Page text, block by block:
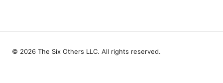
© 2026 The Six Others LLC. All rights reserved.